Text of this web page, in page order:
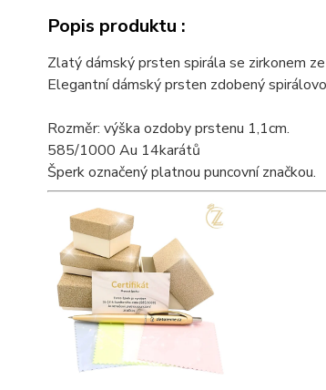
Popis produktu :
Zlatý dámský prsten spirála se zirkonem
Elegantní dámský prsten zdobený
Rozměr: výška ozdoby prstenu 1,1cm.
585/1000 Au 14karátů
Šperk označený platnou puncovní značkou.